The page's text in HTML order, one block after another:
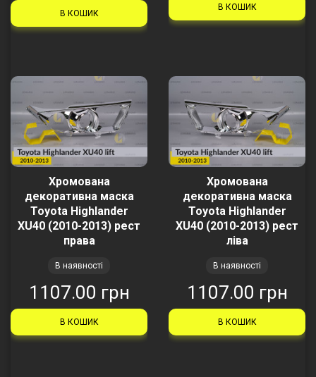
В КОШИК
В КОШИК
Хромована
декоративна маска
Toyota Highlander
XU40 (2010-2013) рест
права
В наявності
1107.00 грн
В КОШИК
Хромована
декоративна маска
Toyota Highlander
XU40 (2010-2013) рест
ліва
В наявності
1107.00 грн
В КОШИК